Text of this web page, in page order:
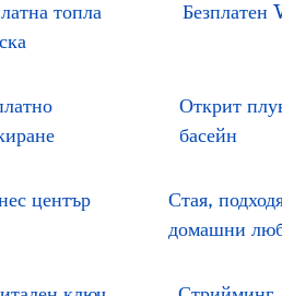
топла
Открит
басейн
център
Стая,
домашни